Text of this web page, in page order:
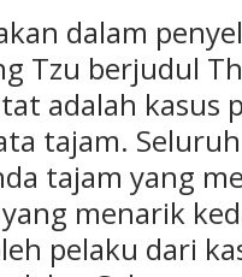
dalam
Tzu berjudul
adalah
tajam.
tajam yang
menarik
pelaku dari